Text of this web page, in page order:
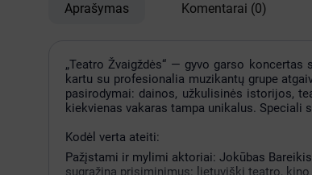
Aprašymas Komentarai (0)
„Teatro Žvaigždės“ — gyvo garso
kartu su profesionalia muzikantų grupe
pasirodymai: dainos, užkulisinės istorijos,
kiekvienas vakaras tampa unikalus. Speciali
Kodėl verta ateiti:
Pažįstami ir mylimi aktoriai: Jokūbas
sugrąžina prisiminimus: lietuviški teatro,